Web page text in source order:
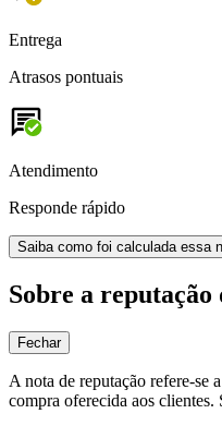
Entrega
Atrasos pontuais
Atendimento
Responde rápido
Saiba como foi calculada essa
Sobre a reputação
Fechar
A nota de reputação refere-se
compra oferecida aos clientes.